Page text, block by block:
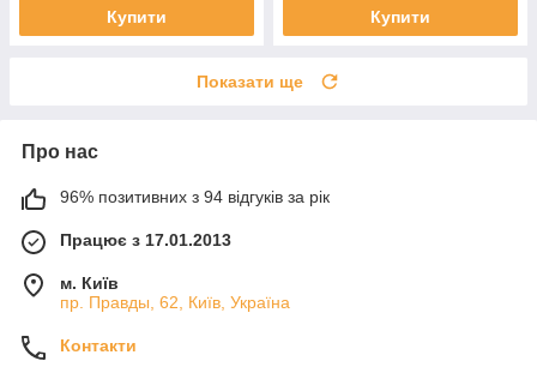
Купити Купити
Показати ще
Про нас
96% позитивних з 94 відгуків за рік
Працює з 17.01.2013
м. Київ
пр. Правды, 62, Київ, Україна
Контакти